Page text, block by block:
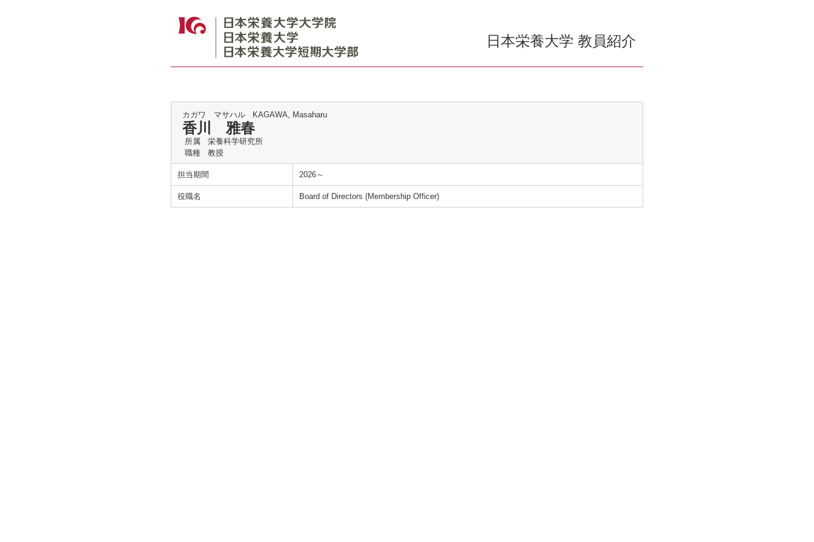
日本栄養大学 教員紹介
カガワ マサハル KAGAWA, Masaharu
香川 雅春
所属
栄養科学研究所
職種
教授
担当期間 2026～
役職名 Board of Directors (Membership Officer)